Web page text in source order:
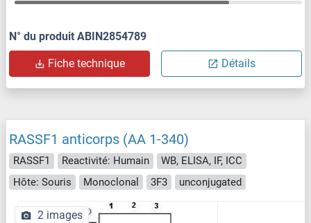
N° du produit ABIN2854789
Fiche technique Détails
RASSF1 anticorps (AA 1-340)
RASSF1 Reactivité: Humain
WB, ELISA, IF, ICC
Hôte: Souris
Monoclonal 3F3 unconjugated
2 images